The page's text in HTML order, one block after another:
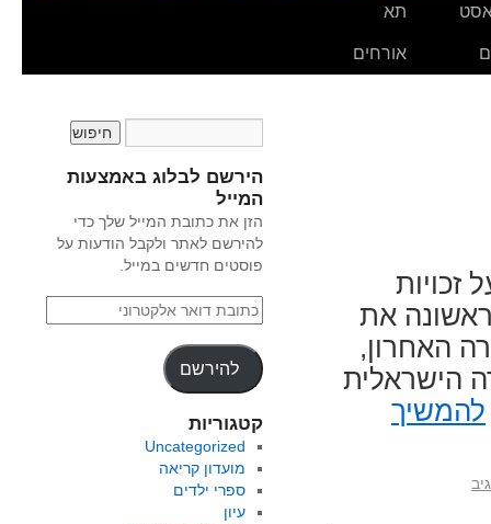
תא
אורחים
זכויות
את
האחרון,
הישראלית
להמשיך
הירשם לבלוג באמצעות
המייל
הזן את כתובת המייל שלך כדי
להירשם לאתר ולקבל הודעות על
פוסטים חדשים במייל.
להירשם
קטגוריות
Uncategorized
מועדון קריאה
ספרי ילדים
עיון